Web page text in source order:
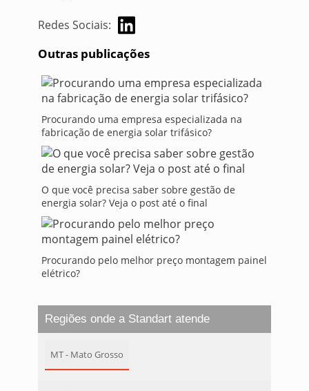
Redes Sociais:
Outras publicações
Procurando uma empresa especializada na
fabricação de energia solar trifásico?
O que você precisa saber sobre gestão de
energia solar? Veja o post até o final
Procurando pelo melhor preço montagem painel
elétrico?
Regiões onde a Standart atende
MT - Mato Grosso